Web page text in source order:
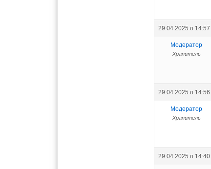
29.04.2025 о 14:57
Модератор
Хранитель
29.04.2025 о 14:56
Модератор
Хранитель
29.04.2025 о 14:40